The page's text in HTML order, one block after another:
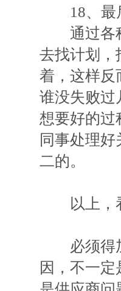
18、最
通过各种
去找计划，
着，这样反
谁没失败过
想要好的过
同事处理
二的。
以上，看
必须得加
因，不一